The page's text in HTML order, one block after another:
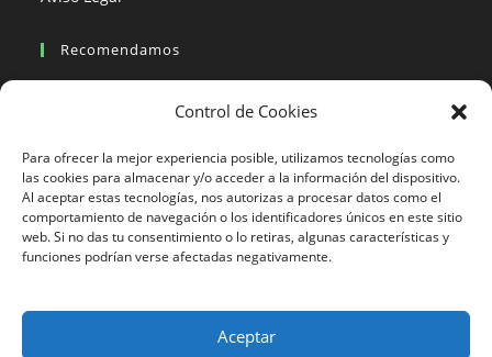
Control de Cookies
Para ofrecer la mejor experiencia posible, utilizamos tecnologías como
las cookies para almacenar y/o acceder a la información del dispositivo.
Al aceptar estas tecnologías, nos autorizas a procesar datos como el
comportamiento de navegación o los identificadores únicos en este sitio
web. Si no das tu consentimiento o lo retiras, algunas características y
funciones podrían verse afectadas negativamente.
Aceptar
Recomendamos
Viajes en moto organizados
Blogs viajes en moto
Más Visto
Viajes en moto India